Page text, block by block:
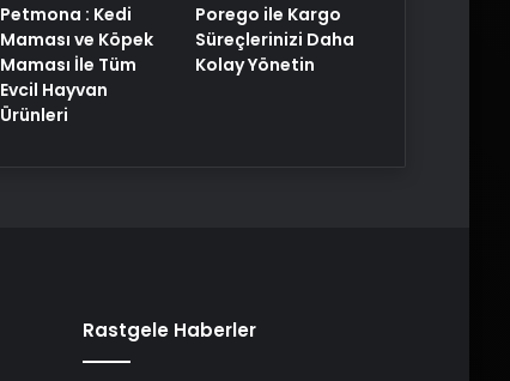
Petmona : Kedi
Maması ve Köpek
Maması İle Tüm
Evcil Hayvan
Ürünleri
Porego ile Kargo
Süreçlerinizi Daha
Kolay Yönetin
Rastgele Haberler